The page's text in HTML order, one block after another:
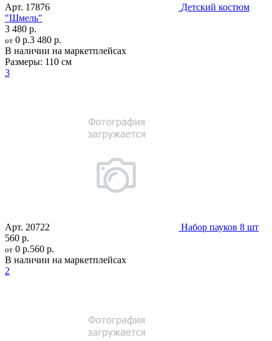
Арт. 17876
Детский костюм
"Шмель"
3 480 р.
от 0 р.3 480 р.
В наличии на маркетплейсах
Размеры: 110 см
3
Арт. 20722
Набор пауков 8 шт
560 р.
от 0 р.560 р.
В наличии на маркетплейсах
2